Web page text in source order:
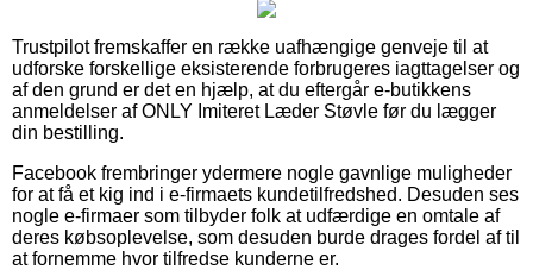
Trustpilot fremskaffer en række uafhængige genveje til at
udforske forskellige eksisterende forbrugeres iagttagelser og
af den grund er det en hjælp, at du eftergår e-butikkens
anmeldelser af ONLY Imiteret Læder Støvle før du lægger
din bestilling.
Facebook frembringer ydermere nogle gavnlige muligheder
for at få et kig ind i e-firmaets kundetilfredshed. Desuden ses
nogle e-firmaer som tilbyder folk at udfærdige en omtale af
deres købsoplevelse, som desuden burde drages fordel af til
at fornemme hvor tilfredse kunderne er.